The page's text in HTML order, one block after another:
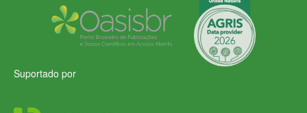
Suportado por